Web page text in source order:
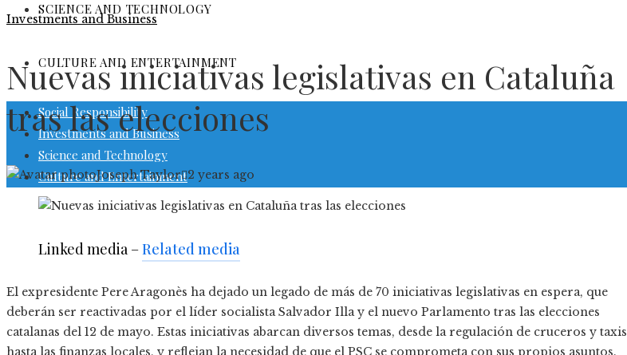
SCIENCE AND TECHNOLOGY
CULTURE AND ENTERTAINMENT
Social Responsibility
Investments and Business
Science and Technology
Culture and Entertainment
Investments and Business
Nuevas iniciativas legislativas en Cataluña
tras las elecciones
Joseph Taylor 2 years ago
Linked media –Related media
El expresidente Pere Aragonès ha dejado un legado de más de 70 iniciativas legislativas en espera, que
deberán ser reactivadas por el líder socialista Salvador Illa y el nuevo Parlamento tras las elecciones
catalanas del 12 de mayo. Estas iniciativas abarcan diversos temas, desde la regulación de cruceros y taxis